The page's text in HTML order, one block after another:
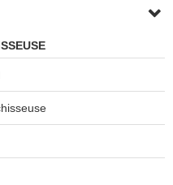
des fers
du moteur principal